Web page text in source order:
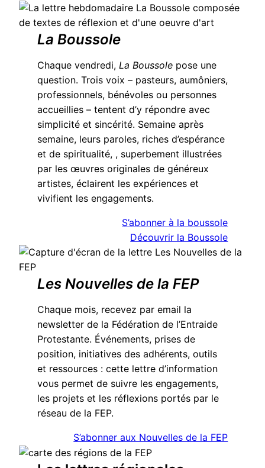
La Boussole
Chaque vendredi, La Boussolepose une
question. Trois voix – pasteurs, aumôniers,
professionnels, bénévoles ou personnes
accueillies – tentent d’y répondre avec
simplicité et sincérité. Semaine après
semaine, leurs paroles, riches d’espérance
et de spiritualité, , superbement illustrées
par les œuvres originales de généreux
artistes, éclairent les expériences et
vivifient les engagements.
S’abonner à la boussole
Découvrir la Boussole
Les Nouvelles de la FEP
Chaque mois, recevez par email la
newsletter de la Fédération de l’Entraide
Protestante. Événements, prises de
position, initiatives des adhérents, outils
et ressources : cette lettre d’information
vous permet de suivre les engagements,
les projets et les réflexions portés par le
réseau de la FEP.
S’abonner aux Nouvelles de la FEP